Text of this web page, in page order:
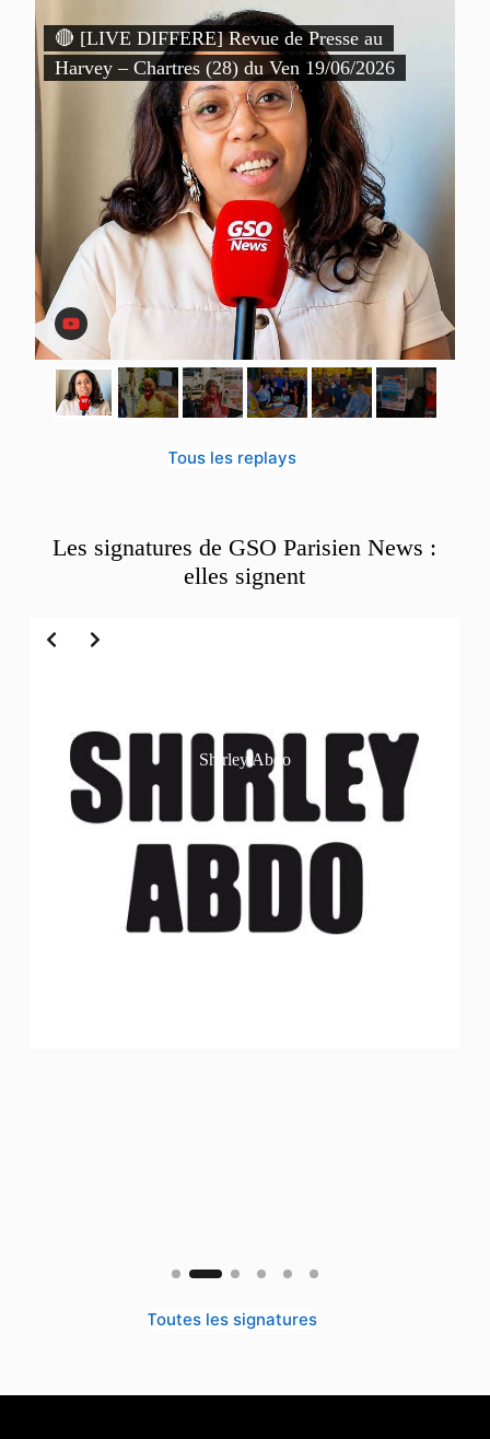
🔴 [LIVE DIFFERE] Revue de Presse au
Harvey – Chartres (28) du Ven 19/06/2026
Tous les replays
Les signatures de GSO Parisien News :
elles signent
Shirley Abdo
Toutes les signatures